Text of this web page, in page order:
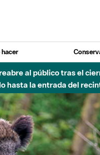
hacer
al público tras el
la entrada del